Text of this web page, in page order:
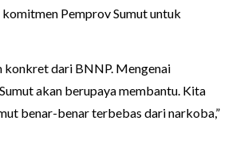
Pemprov Sumut untuk
konkret dari BNNP. Mengenai
akan berupaya membantu. Kita
benar-benar terbebas dari narkoba,”